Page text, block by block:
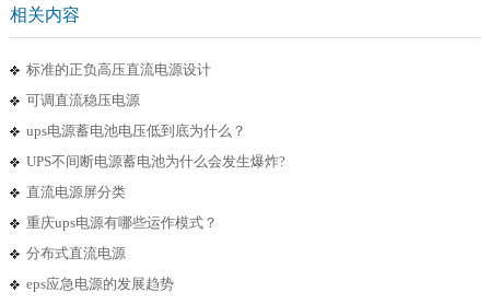
相关内容
标准的正负高压直流电源设计
可调直流稳压电源
ups电源蓄电池电压低到底为什么？
UPS不间断电源蓄电池为什么会发生爆炸?
直流电源屏分类
重庆ups电源有哪些运作模式？
分布式直流电源
eps应急电源的发展趋势